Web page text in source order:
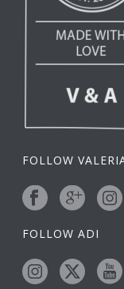
FOLLOW
FOLLOW ADI